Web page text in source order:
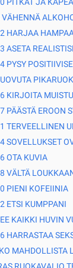
VÄHENNÄ
HARJAA
ASETA
PYSY
KIRJOITA
PÄÄSTÄ EROON
TERVEELLINEN
SOVELLUKSET
OTA KUVIA
VÄLTÄ
PIENI KOFEIINIA
ETSI KUMPPANI
KAIKKI HUVIN
HARRASTAA
MAHDOLLISTA
RUOKAVALIO